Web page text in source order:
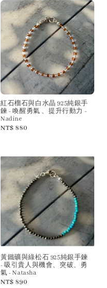
紅石榴石與白水晶 925純銀手
鍊 - 喚醒勇氣 、提升行動力 -
Nadine
Regular
NT$ 880
黃鐵礦與綠松石 925純銀手鍊
- 吸引貴人與機會、突破、勇
氣 - Natasha
Regular
NT$ 890